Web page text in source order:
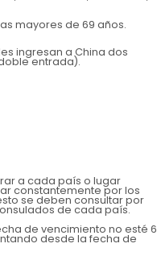
mayores de 69 años.
ingresan a China dos
entrada).
a cada país o lugar
constantemente por los
se deben consultar por
de cada país.
de vencimiento no esté 6
desde la fecha de